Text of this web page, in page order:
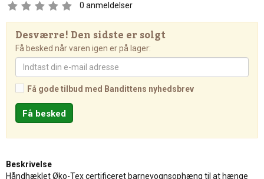
0 anmeldelser
Desværre! Den sidste er solgt
Få besked når varen igen er på lager:
Få gode tilbud med Bandittens nyhedsbrev
Beskrivelse
Håndhæklet Øko-Tex certificeret barnevognsophæng til at hænge